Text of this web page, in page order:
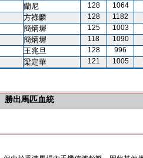
蘭尼 128 1064
方祿麟 128 1182
簡炳墀 125 1003
簡炳墀 118 1090
王兆旦 128 996
梁定華 121 1005
勝出馬匹血統